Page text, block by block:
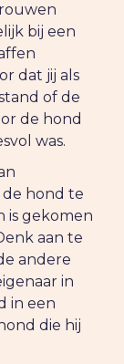
bij een
dat jij als
of de
de hond
was.
hond te
is gekomen
aan te
andere
in
in een
die hij